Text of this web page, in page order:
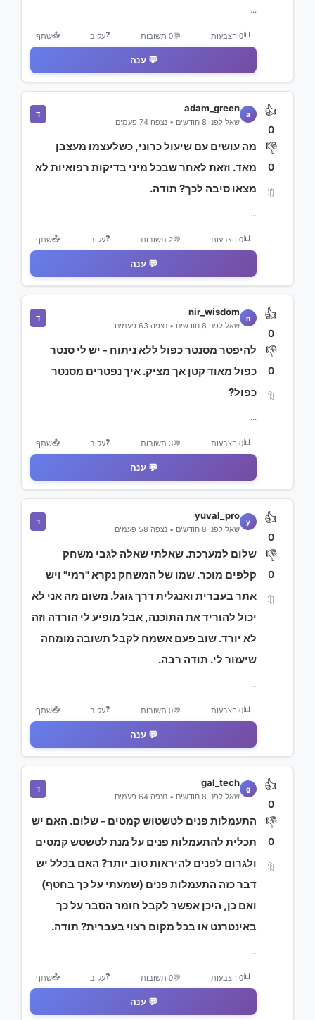
...
📊0 הצבעות 💬0 תשובות ❓עקוב 📤שתף
💬 ענה
👍
0
👎
0
🔖
a
adam_green
שאל לפני 8 חודשים • נצפה 74 פעמים
ד
מה עושים עם שיעול כרוני, כשלעצמו מעצבן
מאד. וזאת לאחר שבכל מיני בדיקות רפואיות לא
מצאו סיבה לכך? תודה.
...
📊0 הצבעות 💬2 תשובות ❓עקוב 📤שתף
💬 ענה
👍
0
👎
0
🔖
n
nir_wisdom
שאל לפני 8 חודשים • נצפה 63 פעמים
ד
להיפטר מסנטר כפול ללא ניתוח - יש לי סנטר
כפול מאוד קטן אך מציק. איך נפטרים מסנטר
כפול?
...
📊0 הצבעות 💬3 תשובות ❓עקוב 📤שתף
💬 ענה
👍
0
👎
0
🔖
y
yuval_pro
שאל לפני 8 חודשים • נצפה 58 פעמים
ד
שלום למערכת. שאלתי שאלה לגבי משחק
קלפים מוכר. שמו של המשחק נקרא "רמי" ויש
אתר בעברית ואנגלית דרך גוגל. משום מה אני לא
יכול להוריד את התוכנה, אבל מופיע לי הורדה וזה
לא יורד. שוב פעם אשמח לקבל תשובה מומחה
שיעזור לי. תודה רבה.
...
📊0 הצבעות 💬0 תשובות ❓עקוב 📤שתף
💬 ענה
👍
0
👎
0
🔖
g
gal_tech
שאל לפני 8 חודשים • נצפה 64 פעמים
ד
התעמלות פנים לטשטוש קמטים - שלום. האם יש
תכלית להתעמלות פנים על מנת לטשטש קמטים
ולגרום לפנים להיראות טוב יותר? האם בכלל יש
דבר כזה התעמלות פנים (שמעתי על כך בחטף)
ואם כן, היכן אפשר לקבל חומר הסבר על כך
באינטרנט או בכל מקום רצוי בעברית? תודה.
...
📊0 הצבעות 💬0 תשובות ❓עקוב 📤שתף
💬 ענה